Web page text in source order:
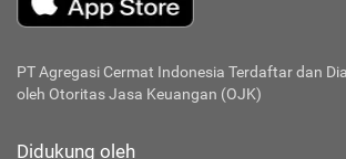
PT Agregasi Cermat Indonesia Terdaftar dan
oleh Otoritas Jasa Keuangan (OJK)
Didukung oleh